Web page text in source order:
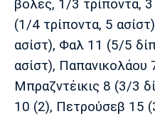
βολές, 1/3 τρίποντα,
(1/4 τρίποντα, 5
ασίστ), Φαλ 11 (5/5
ασίστ), Παπανικολάου
Μπραζντέικις 8 (3/3
10 (2), Πετρούσεβ 15